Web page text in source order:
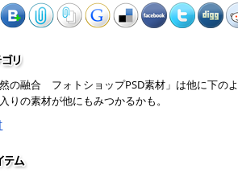
然の融合 フォトショップPSD素材」は他に下の
りの素材が他にもみつかるかも。